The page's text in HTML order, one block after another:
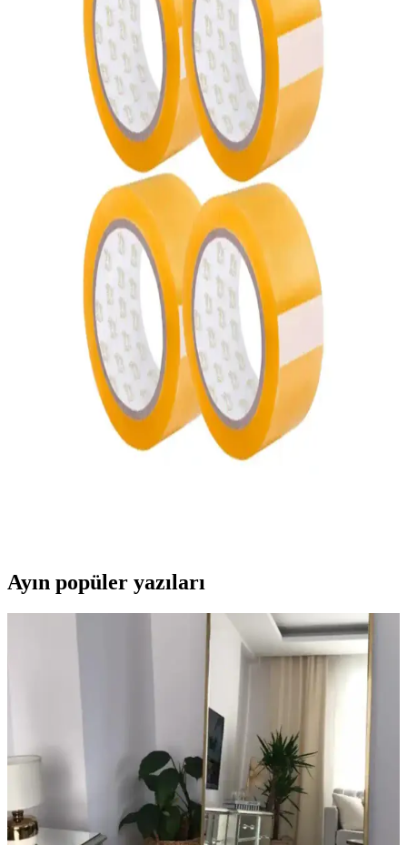
ASTOR Ambalaj 2 Adet 45x100mt Koli Bandı
Güçlü ve Estetik Paketleme Çözümü
ASTOR'un 2 adet 45x100mt koli bandı, yüksek yapışkanlık ve
şeffaf tasarımıyla güvenli ve estetik paketleme sağlar, çeşitli
sektörlerde kullanım için ideal.
Tuşla Gelsin Balonlu Naylon 100 cm x 50 m Patpat
Ambalaj ve Eşya Koruma Ürünleri
Bu balonlu naylon, 100 cm genişlik ve 50 m uzunlukta, şeffaf
görünümlü ve 30 g hafiflikle ambalajda kullanılmak üzere
tasarlanmış bir koruma malzemesidir. Patpat yapısı, darbe emilimini
sağlar ve değişik boyuttaki nesneleri güvenle sarmaya olanak tanır.
Ancak tekli kullanımda dayanıklılık sınırlı olabilir; çoklu katmanla
güçlendirme önerilir ve temiz, kuru depolama güvenilirliği artırır.
Home Depot'un Aynı Gün Teslimat Hizmetinin
Ekonomik ve Lojistik Sürdürülebilirliği
Home Depot, aynı gün teslimat hizmetiyle Amazon gibi rakiplerle
rekabet etmeyi hedefliyor. Ancak teslimat kalitesi, sürücü ücretleri ve
operasyonel zorluklar hizmetin sürdürülebilirliğini sorgulatıyor.
Gen-of Koli Bandı Güçlü Yapışkanlığı ve
Dayanıklılığıyla Profesyonel Paketleme Çözümü
Ayın popüler yazıları